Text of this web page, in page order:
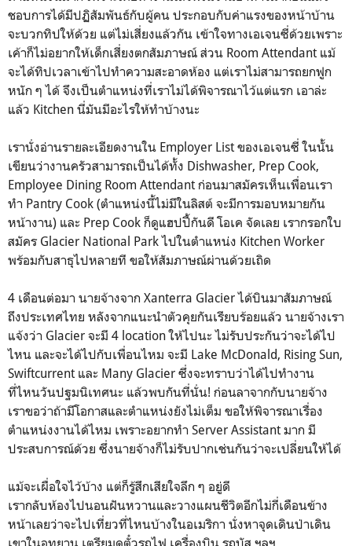
ชอบการได้มีปฏิสัมพันธ์กับผู้คน ประกอบกับค่าแรงของหน้าบ้าน
จะบวกทิปให้ด้วย แต่ไม่เสี่ยงแล้วกัน เข้าใจทางเอเจนซี่ด้วยเพราะ
เค้าก็ไม่อยากให้เด็กเสี่ยงตกสัมภาษณ์ ส่วน Room Attendant แม้
จะได้ทิปเวลาเข้าไปทำความสะอาดห้อง แต่เราไม่สามารถยกฟูก
หนัก ๆ ได้ จึงเป็นตำแหน่งที่เราไม่ได้พิจารณาไว้แต่แรก เอาล่ะ
แล้ว Kitchen นี่มันมีอะไรให้ทำบ้างนะ
เรานั่งอ่านรายละเอียดงานใน Employer List ของเอเจนซี่ ในนั้น
เขียนว่างานครัวสามารถเป็นได้ทั้ง Dishwasher, Prep Cook,
Employee Dining Room Attendant ก่อนมาสมัครเห็นเพื่อนเรา
ทำ Pantry Cook (ตำแหน่งนี้ไม่มีในลิสต์ จะมีการมอบหมายกัน
หน้างาน) และ Prep Cook ก็ดูแฮปปี้กันดี โอเค จัดเลย เรากรอกใบ
สมัคร Glacier National Park ไปในตำแหน่ง Kitchen Worker
พร้อมกับสาธุไปหลายที ขอให้สัมภาษณ์ผ่านด้วยเถิด
4 เดือนต่อมา นายจ้างจาก Xanterra Glacier ได้บินมาสัมภาษณ์
ถึงประเทศไทย หลังจากแนะนำตัวคุยกันเรียบร้อยแล้ว นายจ้างเรา
แจ้งว่า Glacier จะมี 4 location ให้ไปนะ ไม่รับประกันว่าจะได้ไป
ไหน และจะได้ไปกับเพื่อนไหม จะมี Lake McDonald, Rising Sun,
Swiftcurrent และ Many Glacier ซึ่งจะทราบว่าได้ไปทำงาน
ที่ไหนวันปฐมนิเทศนะ แล้วพบกันที่นั่น! ก่อนลาจากกับนายจ้าง
เราขอว่าถ้ามีโอกาสและตำแหน่งยังไม่เต็ม ขอให้พิจารณาเรื่อง
ตำแหน่งงานได้ไหม เพราะอยากทำ Server Assistant มาก มี
ประสบการณ์ด้วย ซึ่งนายจ้างก็ไม่รับปากเช่นกันว่าจะเปลี่ยนให้ได้
แม้จะเผื่อใจไว้บ้าง แต่ก็รู้สึกเสียใจลึก ๆ อยู่ดี
เรากลับห้องไปนอนฝันหวานและวางแผนชีวิตอีกไม่กี่เดือนข้าง
หน้าเลยว่าจะไปเที่ยวที่ไหนบ้างในอเมริกา นั่งหาจุดเดินป่าเดิน
เขาในอุทยาน เตรียมดูตั๋วรถไฟ เครื่องบิน รถบัส ฯลฯ